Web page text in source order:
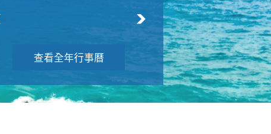
查看全年行事曆